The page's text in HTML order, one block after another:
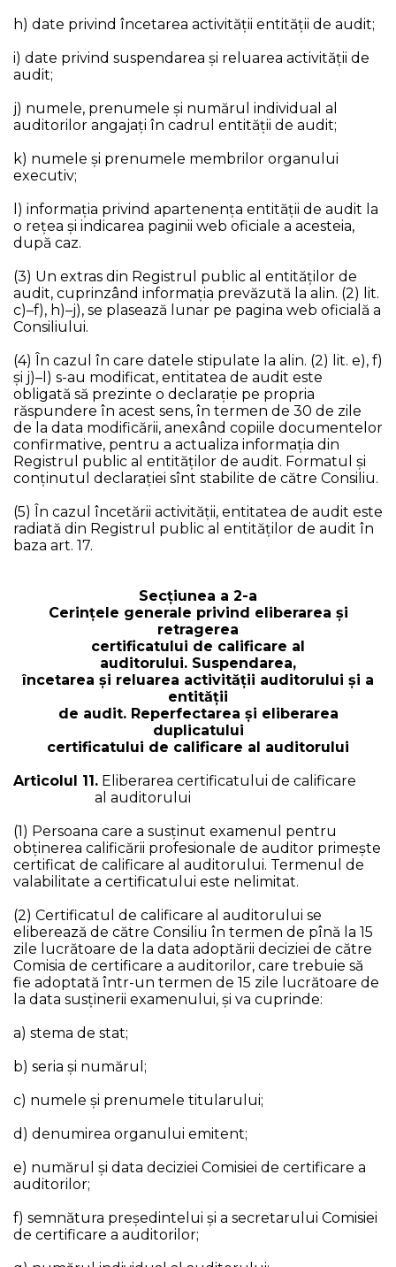
h) date privind încetarea activităţii entității de audit;
i) date privind suspendarea și reluarea activității de
audit;
j) numele, prenumele și numărul individual al
auditorilor angajați în cadrul entității de audit;
k) numele și prenumele membrilor organului
executiv;
l) informația privind apartenența entității de audit la
o rețea și indicarea paginii web oficiale a acesteia,
după caz.
(3) Un extras din Registrul public al entităţilor de
audit, cuprinzând informaţia prevăzută la alin. (2) lit.
c)–f), h)–j), se plasează lunar pe pagina web oficială a
Consiliului.
(4) În cazul în care datele stipulate la alin. (2) lit. e), f)
și j)–l) s-au modificat, entitatea de audit este
obligată să prezinte o declarație pe propria
răspundere în acest sens, în termen de 30 de zile
de la data modificării, anexând copiile documentelor
confirmative, pentru a actualiza informaţia din
Registrul public al entităților de audit. Formatul și
conținutul declarației sînt stabilite de către Consiliu.
(5) În cazul încetării activităţii, entitatea de audit este
radiată din Registrul public al entităților de audit în
baza art. 17.
Secţiunea a 2-a
Cerinţele generale privind eliberarea şi
retragerea
certificatului de calificare al
auditorului. Suspendarea,
încetarea şi reluarea activităţii auditorului și a
entităţii
de audit. Reperfectarea şi eliberarea
duplicatului
certificatului de calificare al auditorului
Articolul 11. Eliberarea certificatului de calificare
al auditorului
(1) Persoana care a susţinut examenul pentru
obținerea calificării profesionale de auditor primeşte
certificat de calificare al auditorului. Termenul de
valabilitate a certificatului este nelimitat.
(2) Certificatul de calificare al auditorului se
eliberează de către Consiliu în termen de pînă la 15
zile lucrătoare de la data adoptării deciziei de către
Comisia de certificare a auditorilor, care trebuie să
fie adoptată într-un termen de 15 zile lucrătoare de
la data susţinerii examenului, şi va cuprinde:
a) stema de stat;
b) seria şi numărul;
c) numele şi prenumele titularului;
d) denumirea organului emitent;
e) numărul şi data deciziei Comisiei de certificare a
auditorilor;
f) semnătura preşedintelui şi a secretarului Comisiei
de certificare a auditorilor;